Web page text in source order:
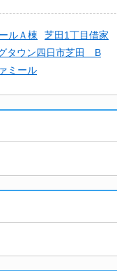
ルＡ棟
芝田1丁目借家
タウン四日市芝田 B
ミール